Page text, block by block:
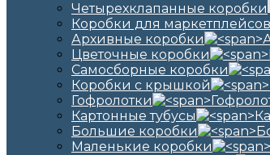
Четырехклапанные коробки
Коробки для маркетплейсов
Архивные коробки
Цветочные коробки
Самосборные коробки
Коробки с крышкой
Гофролотки
Картонные тубусы
Большие коробки
Маленькие коробки